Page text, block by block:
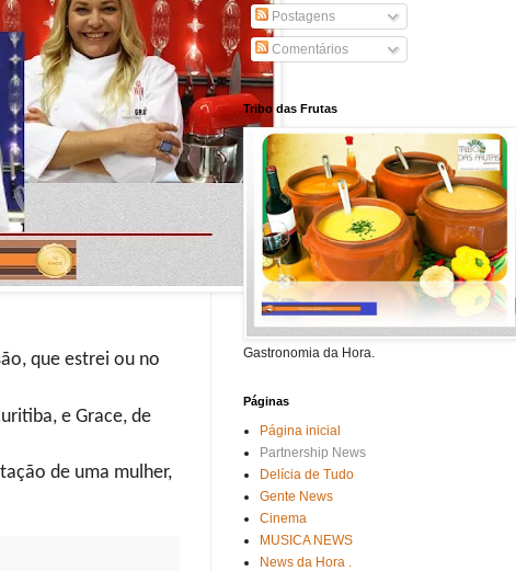
que estrei ou no
e Grace, de
de uma mulher,
Postagens
Comentários
Tribo das Frutas
Gastronomia da Hora.
Páginas
Página inicial
Partnership News
Delícia de Tudo
Gente News
Cinema
MUSICA NEWS
News da Hora .